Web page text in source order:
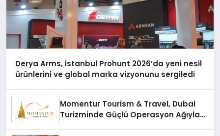
Derya Arms, İstanbul Prohunt 2026’da yeni nesil
ürünlerini ve global marka vizyonunu sergiledi
Momentur Tourism & Travel, Dubai
Turizminde Güçlü Operasyon Ağıyla